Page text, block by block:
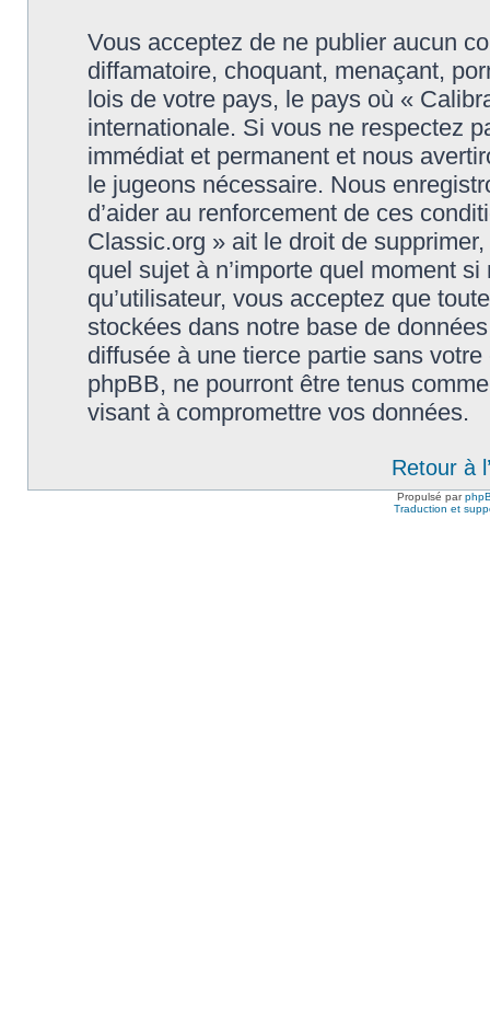
Vous acceptez de ne publier aucun
diffamatoire, choquant, menaçant,
lois de votre pays, le pays où «
internationale. Si vous ne respectez
immédiat et permanent et nous
le jugeons nécessaire. Nous
d’aider au renforcement de ces
Classic.org » ait le droit de
quel sujet à n’importe quel moment
qu’utilisateur, vous acceptez que
stockées dans notre base de
diffusée à une tierce partie sans
phpBB, ne pourront être tenus
visant à compromettre vos données.
Retour à
Propulsé par
Traduction et